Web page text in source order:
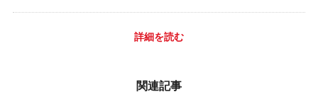
詳細を読む
関連記事